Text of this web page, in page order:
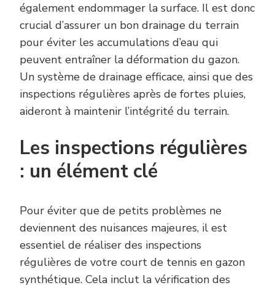
également endommager la surface. Il est donc
crucial d’assurer un bon drainage du terrain
pour éviter les accumulations d’eau qui
peuvent entraîner la déformation du gazon.
Un système de drainage efficace, ainsi que des
inspections régulières après de fortes pluies,
aideront à maintenir l’intégrité du terrain.
Les inspections régulières
: un élément clé
Pour éviter que de petits problèmes ne
deviennent des nuisances majeures, il est
essentiel de réaliser des inspections
régulières de votre court de tennis en gazon
synthétique. Cela inclut la vérification des